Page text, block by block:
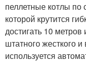
пеллетные котлы по
которой крутится
достигать 10
штатного жесткого
используется